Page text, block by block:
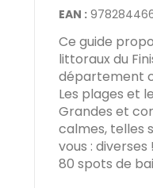
EAN :
Ce guide
littoraux du
département
Les plages et
Grandes et
calmes, telles
vous : diverses !
80 spots de